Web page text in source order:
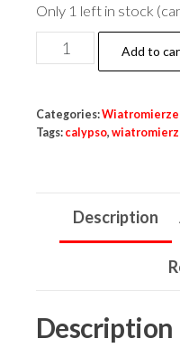
Only 1 left in stock
Wiatromierz
Calypso
quantity
Add to
Categories:Wiatromierze
Tags: calypso, wiatromierz
Description
Description